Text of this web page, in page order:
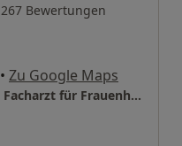
267 Bewertungen
• Zu Google Maps
Praxis Dr.med. Oliver Wilhelm Facharzt für Frauenheilkunde und Geburtshilfe